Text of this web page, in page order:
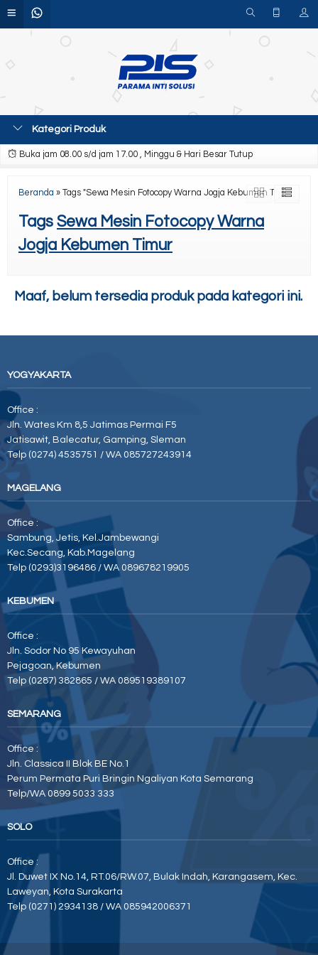
Kategori Produk
Buka jam 08.00 s/d jam 17.00 , Minggu & Hari Besar Tutup
Beranda » Tags "Sewa Mesin Fotocopy Warna Jogja Kebumen Timur"
Tags Sewa Mesin Fotocopy Warna
Jogja Kebumen Timur
Maaf, belum tersedia produk pada kategori ini.
YOGYAKARTA
Office :
Jln. Wates Km 8,5 Jatimas Permai F5
Jatisawit, Balecatur, Gamping, Sleman
Telp (0274) 4535751 / WA 085727243914
MAGELANG
Office :
Sambung, Jetis, Kel.Jambewangi
Kec.Secang, Kab.Magelang
Telp (0293)3196486 / WA 089678219905
KEBUMEN
Office :
Jln. Sodor No 95 Kewayuhan
Pejagoan, Kebumen
Telp (0287) 382865 / WA 089519389107
SEMARANG
Office :
Jln. Classica II Blok BE No.1
Perum Permata Puri Bringin Ngaliyan Kota Semarang
Telp/WA 0899 5033 333
SOLO
Office :
Jl. Duwet IX No.14, RT.06/RW.07, Bulak Indah, Karangasem, Kec.
Laweyan, Kota Surakarta
Telp (0271) 2934138 / WA 085942006371